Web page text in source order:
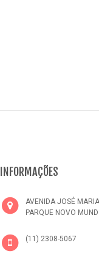
INFORMAÇÕES
AVENIDA JOSÉ
PARQUE NOVO
(11) 2308-5067